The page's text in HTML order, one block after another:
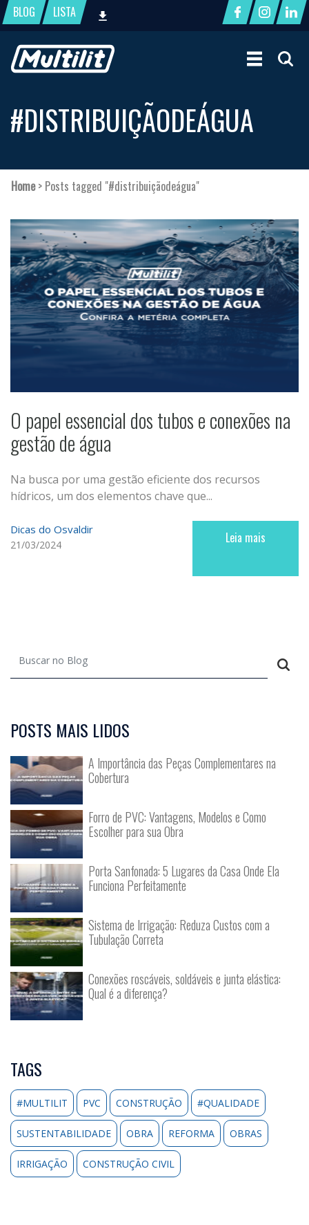
BLOG LISTA
#DISTRIBUIÇÃODEÁGUA
Home> Posts tagged "#distribuiçãodeágua"
O papel essencial dos tubos e conexões na
gestão de água
Na busca por uma gestão eficiente dos recursos
hídricos, um dos elementos chave que...
Dicas do Osvaldir
21/03/2024 Leia mais
POSTS MAIS LIDOS
A Importância das Peças Complementares na
Cobertura
Forro de PVC: Vantagens, Modelos e Como
Escolher para sua Obra
Porta Sanfonada: 5 Lugares da Casa Onde Ela
Funciona Perfeitamente
Sistema de Irrigação: Reduza Custos com a
Tubulação Correta
Conexões roscáveis, soldáveis e junta elástica:
Qual é a diferença?
TAGS
#MULTILIT PVC CONSTRUÇÃO #QUALIDADE
SUSTENTABILIDADE OBRA REFORMA OBRAS
IRRIGAÇÃO CONSTRUÇÃO CIVIL